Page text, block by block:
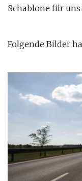
Schablone für
Folgende Bilder